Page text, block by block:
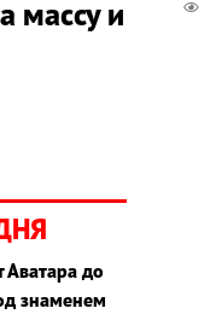
массу и
Аватара до
знаменем